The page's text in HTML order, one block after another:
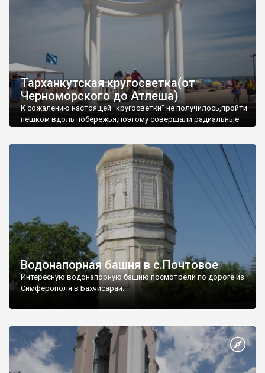
Тарханкутская кругосветка(от
Черноморского до Атлеша)
К сожалению настоящей "кругосветки" не получилось,пройти
пешком вдоль побережья,поэтому совершали радиальные
Водонапорная башня в с.Почтовое
Интересную водонапорную башню посмотрели по дороге из
Симферополя в Бахчисарай.